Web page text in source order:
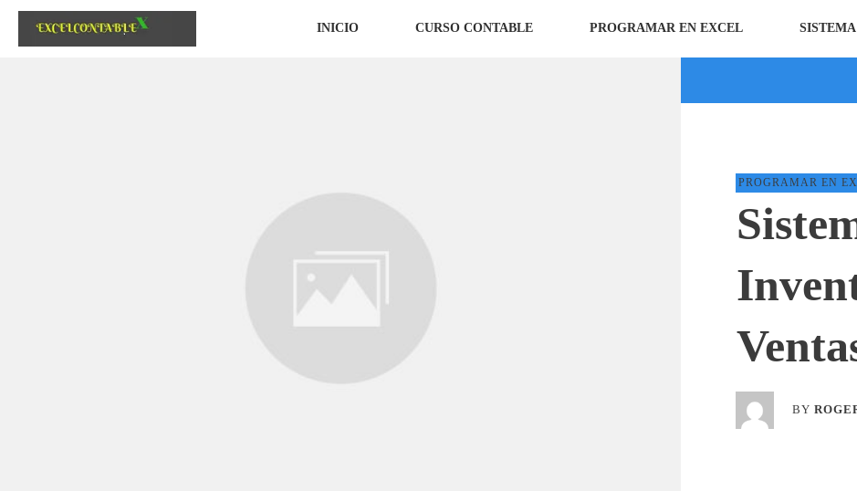
INICIO CURSO CONTABLE PROGRAMAR EN EXCEL
PROGRAMAR EN
BY